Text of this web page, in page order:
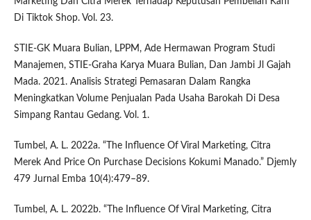
Di Tiktok Shop. Vol. 23.
STIE-GK Muara Bulian, LPPM, Ade Hermawan Program Studi
Manajemen, STIE-Graha Karya Muara Bulian, Dan Jambi Jl Gajah
Mada. 2021. Analisis Strategi Pemasaran Dalam Rangka
Meningkatkan Volume Penjualan Pada Usaha Barokah Di Desa
Simpang Rantau Gedang. Vol. 1.
Tumbel, A. L. 2022a. “The Influence Of Viral Marketing, Citra
Merek And Price On Purchase Decisions Kokumi Manado.” Djemly
479 Jurnal Emba 10(4):479–89.
Tumbel, A. L. 2022b. “The Influence Of Viral Marketing, Citra